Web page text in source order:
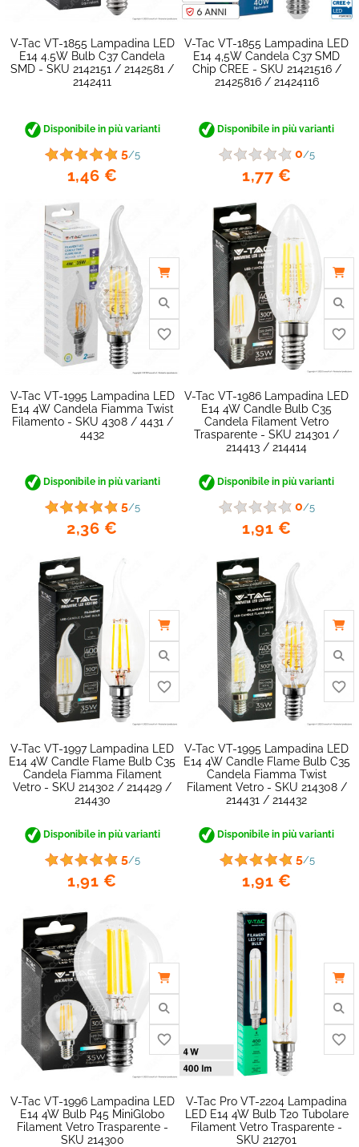
V-Tac VT-1855 Lampadina LED
E14 4.5W Bulb C37 Candela
SMD - SKU 2142151 / 2142581 /
2142411
Disponibile in più varianti
5/5
1,46 €
V-Tac VT-1855 Lampadina LED
E14 4,5W Candela C37 SMD
Chip CREE - SKU 21421516 /
21425816 / 21424116
Disponibile in più varianti
0/5
1,77 €
V-Tac VT-1995 Lampadina LED
E14 4W Candela Fiamma Twist
Filamento - SKU 4308 / 4431 /
4432
Disponibile in più varianti
5/5
2,36 €
favorite_border
V-Tac VT-1986 Lampadina LED
E14 4W Candle Bulb C35
Candela Filament Vetro
Trasparente - SKU 214301 /
214413 / 214414
Disponibile in più varianti
0/5
1,91 €
V-Tac VT-1997 Lampadina LED
E14 4W Candle Flame Bulb C35
Candela Fiamma Filament
Vetro - SKU 214302 / 214429 /
214430
Disponibile in più varianti
5/5
1,91 €
V-Tac VT-1995 Lampadina LED
E14 4W Candle Flame Bulb C35
Candela Fiamma Twist
Filament Vetro - SKU 214308 /
214431 / 214432
Disponibile in più varianti
5/5
1,91 €
V-Tac VT-1996 Lampadina LED
E14 4W Bulb P45 MiniGlobo
Filament Vetro Trasparente -
SKU 214300
V-Tac Pro VT-2204 Lampadina
LED E14 4W Bulb T20 Tubolare
Filament Vetro Trasparente -
SKU 212701